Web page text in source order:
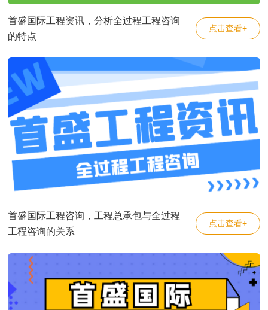
首盛国际工程资讯，分析全过程工程咨询
的特点
点击查看+
首盛国际工程咨询，工程总承包与全过程
工程咨询的关系
点击查看+